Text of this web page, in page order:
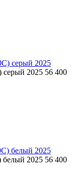
серый 2025 56 400
белый 2025 56 400